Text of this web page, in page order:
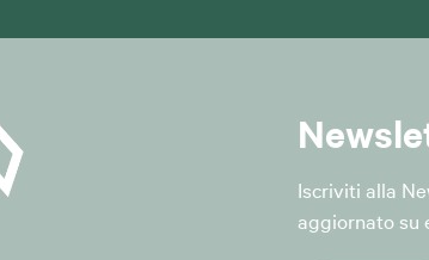
Iscriviti alla
aggiornato su
minimizzazione e riservatezza previsti dal
organizzative adeguate a garantire la sicurezza
di newsletter il Comune si avvale della
quale Responsabile del trattamento ai sensi
contratto o altro atto giuridico.